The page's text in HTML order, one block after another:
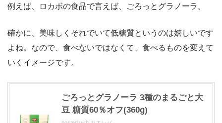
例えば、ロカボの食品で言えば、ごろっとグラノーラ。
確かに、美味しくそれでいて低糖質というのは嬉しいです
よね。なので、食べないではなくて、食べるものを変えて
いくイメージです。
ごろっとグラノーラ 3種のまるごと大
豆 糖質60％オフ(360g)